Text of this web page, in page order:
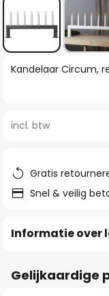
Ga
van
afbeeldingen-
gallerij
Kandelaar Circum,
incl. btw
Gratis
Snel & veilig
Informatie over
Gelijkaardige